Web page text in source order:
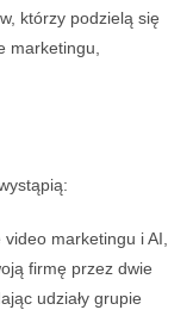
którzy podzielą się
marketingu,
marketingu i AI,
firmę przez dwie
udziały grupie